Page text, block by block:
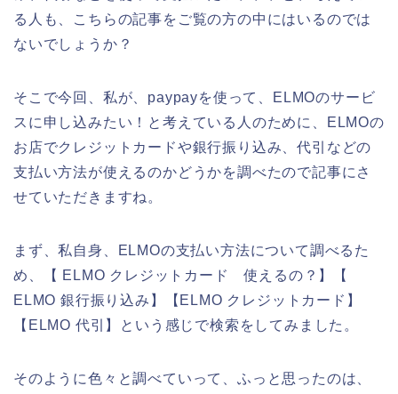
る人も、こちらの記事をご覧の方の中にはいるのでは
ないでしょうか？
そこで今回、私が、paypayを使って、ELMOのサービ
スに申し込みたい！と考えている人のために、ELMOの
お店でクレジットカードや銀行振り込み、代引などの
支払い方法が使えるのかどうかを調べたので記事にさ
せていただきますね。
まず、私自身、ELMOの支払い方法について調べるた
め、【 ELMO クレジットカード 使えるの？】【
ELMO 銀行振り込み】【ELMO クレジットカード】
【ELMO 代引】という感じで検索をしてみました。
そのように色々と調べていって、ふっと思ったのは、